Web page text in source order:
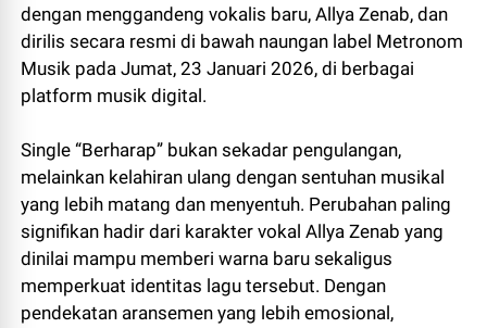
dengan menggandeng vokalis baru, Allya Zenab, dan
dirilis secara resmi di bawah naungan label Metronom
Musik pada Jumat, 23 Januari 2026, di berbagai
platform musik digital.
Single “Berharap” bukan sekadar pengulangan,
melainkan kelahiran ulang dengan sentuhan musikal
yang lebih matang dan menyentuh. Perubahan paling
signifikan hadir dari karakter vokal Allya Zenab yang
dinilai mampu memberi warna baru sekaligus
memperkuat identitas lagu tersebut. Dengan
pendekatan aransemen yang lebih emosional,